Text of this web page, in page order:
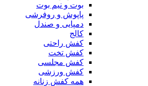
بوت و نیم بوت
پاپوش و روفرشی
دمپایی و صندل
کالج
کفش راحتی
کفش تخت
کفش مجلسی
کفش ورزشی
همه کفش زنانه